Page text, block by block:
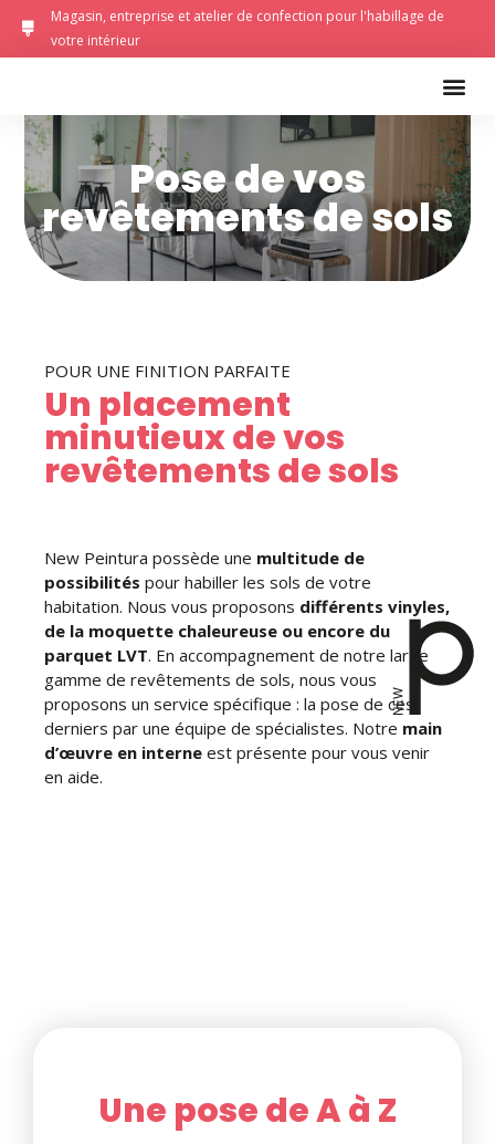
Magasin, entreprise et atelier de confection pour l'habillage de
votre intérieur
Pose de vos
revêtements de sols
POUR UNE FINITION PARFAITE
Un placement
minutieux de vos
revêtements de sols
New Peintura possède une multitude de
possibilités pour habiller les sols de votre
habitation. Nous vous proposons différents vinyles,
de la moquette chaleureuse ou encore du
parquet LVT. En accompagnement de notre large
gamme de revêtements de sols, nous vous
proposons un service spécifique : la pose de ces
derniers par une équipe de spécialistes. Notre main
d’œuvre en interne est présente pour vous venir
en aide.
Une pose de A à Z